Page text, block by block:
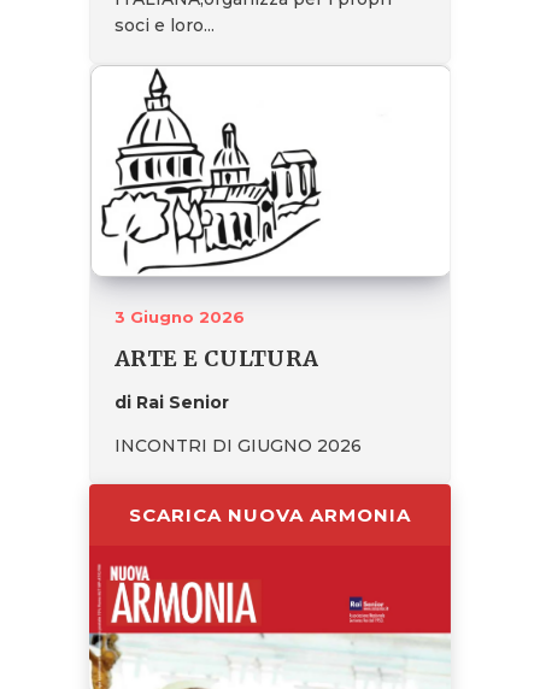
soci e loro...
3 Giugno 2026
ARTE E CULTURA
di Rai Senior
INCONTRI DI GIUGNO 2026
SCARICA NUOVA ARMONIA